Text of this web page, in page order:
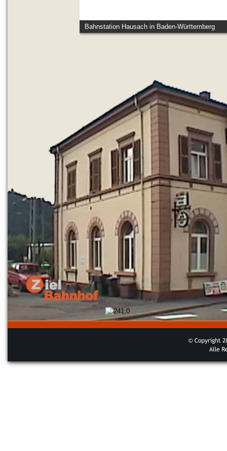
Bahnstation Hausach in Baden-Württemberg